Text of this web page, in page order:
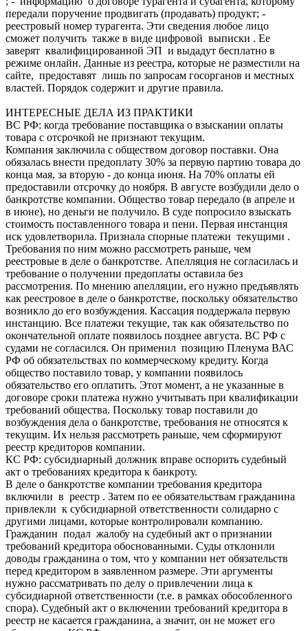
передали поручение продвигать (продавать) продукт; -
реестровый номер турагента. Эти сведения любое лицо
сможет получить также в виде цифровой выписки . Ее
заверят квалифицированной ЭП и выдадут бесплатно в
режиме онлайн. Данные из реестра, которые не разместили на
сайте, предоставят лишь по запросам госорганов и местных
властей. Порядок содержит и другие правила.
ИНТЕРЕСНЫЕ ДЕЛА ИЗ ПРАКТИКИ
ВС РФ: когда требование поставщика о взыскании оплаты
товара с отсрочкой не признают текущим.
Компания заключила с обществом договор поставки. Она
обязалась внести предоплату 30% за первую партию товара до
конца мая, за вторую - до конца июня. На 70% оплаты ей
предоставили отсрочку до ноября. В августе возбудили дело о
банкротстве компании. Общество товар передало (в апреле и
в июне), но деньги не получило. В суде попросило взыскать
стоимость поставленного товара и пени. Первая инстанция
иск удовлетворила. Признала спорные платежи текущими .
Требования по ним можно рассмотреть раньше, чем
реестровые в деле о банкротстве. Апелляция не согласилась и
требование о получении предоплаты оставила без
рассмотрения. По мнению апелляции, его нужно предъявлять
как реестровое в деле о банкротстве, поскольку обязательство
возникло до его возбуждения. Кассация поддержала первую
инстанцию. Все платежи текущие, так как обязательство по
окончательной оплате появилось позднее августа. ВС РФ с
судами не согласился. Он применил позицию Пленума ВАС
РФ об обязательствах по коммерческому кредиту. Когда
общество поставило товар, у компании появилось
обязательство его оплатить. Этот момент, а не указанные в
договоре сроки платежа нужно учитывать при квалификации
требований общества. Поскольку товар поставили до
возбуждения дела о банкротстве, требования не относятся к
текущим. Их нельзя рассмотреть раньше, чем сформируют
реестр кредиторов компании.
КС РФ: субсидиарный должник вправе оспорить судебный
акт о требованиях кредитора к банкроту.
В деле о банкротстве компании требования кредитора
включили в реестр . Затем по ее обязательствам гражданина
привлекли к субсидиарной ответственности солидарно с
другими лицами, которые контролировали компанию.
Гражданин подал жалобу на судебный акт о признании
требований кредитора обоснованными. Суды отклонили
доводы гражданина о том, что у компании нет обязательств
перед кредитором в заявленном размере. Эти аргументы
нужно рассматривать по делу о привлечении лица к
субсидиарной ответственности (т.е. в рамках обособленного
спора). Судебный акт о включении требований кредитора в
реестр не касается гражданина, а значит, он не может его